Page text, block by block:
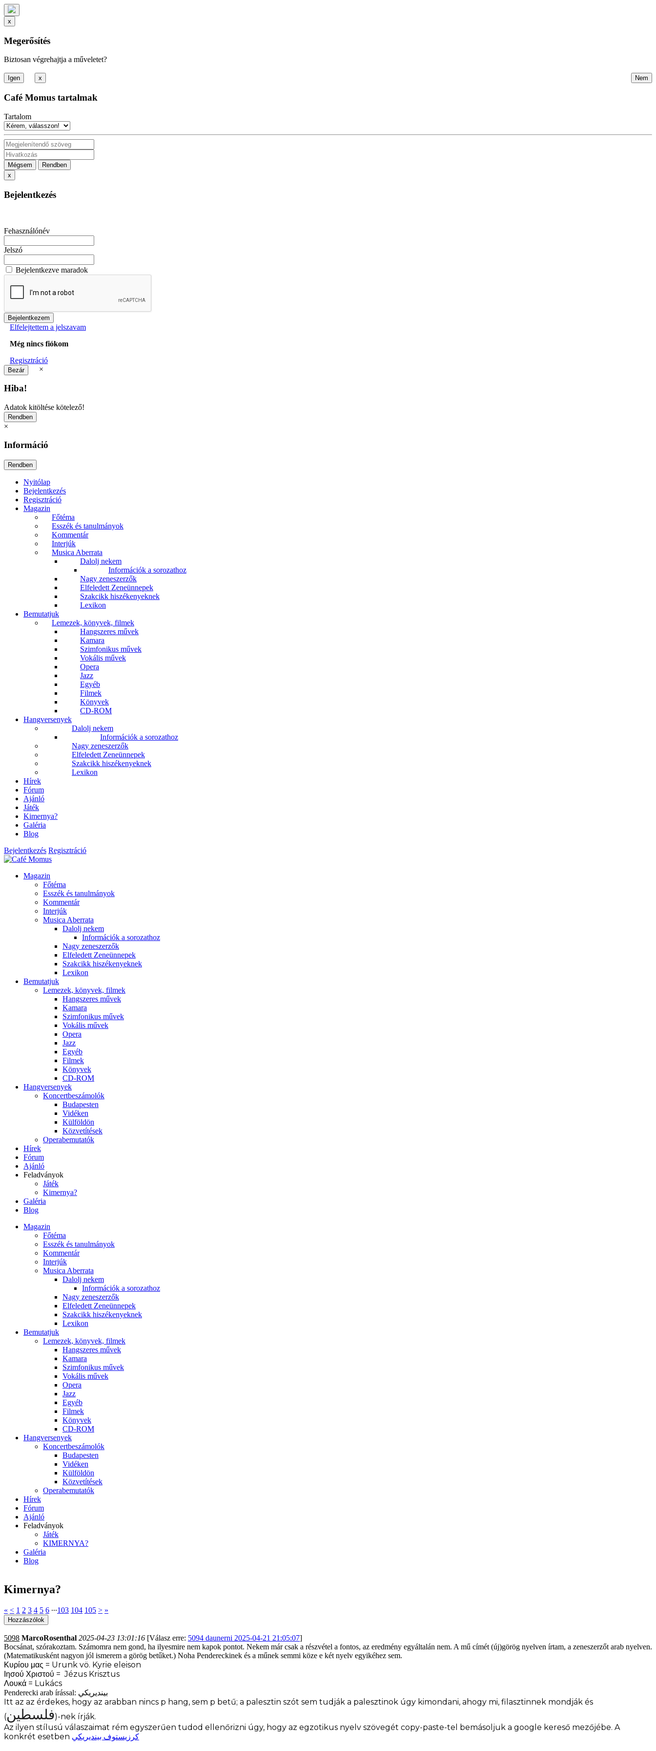
x
Megerősítés
Biztosan végrehajtja a műveletet?
x
Café Momus tartalmak
Tartalom
Mégsem
Rendben
x
Bejelentkezés
Fehasználónév
Jelszó
Bejelentkezve maradok
Elfelejtettem a jelszavam
Még nincs fiókom
Regisztráció
×
Hiba!
Adatok kitöltése kötelező!
×
Információ
Nyitólap
Bejelentkezés
Regisztráció
Magazin
Főtéma
Esszék és tanulmányok
Kommentár
Interjúk
Musica Aberrata
Dalolj nekem
Információk a sorozathoz
Nagy zeneszerzők
Elfeledett Zeneünnepek
Szakcikk hiszékenyeknek
Lexikon
Bemutatjuk
Lemezek, könyvek, filmek
Hangszeres művek
Kamara
Szimfonikus művek
Vokális művek
Opera
Jazz
Egyéb
Filmek
Könyvek
CD-ROM
Hangversenyek
Dalolj nekem
Információk a sorozathoz
Nagy zeneszerzők
Elfeledett Zeneünnepek
Szakcikk hiszékenyeknek
Lexikon
Hírek
Fórum
Ajánló
Játék
Kimernya?
Galéria
Blog
Bejelentkezés Regisztráció
Magazin
Főtéma
Esszék és tanulmányok
Kommentár
Interjúk
Musica Aberrata
Dalolj nekem
Információk a sorozathoz
Nagy zeneszerzők
Elfeledett Zeneünnepek
Szakcikk hiszékenyeknek
Lexikon
Bemutatjuk
Lemezek, könyvek, filmek
Hangszeres művek
Kamara
Szimfonikus művek
Vokális művek
Opera
Jazz
Egyéb
Filmek
Könyvek
CD-ROM
Hangversenyek
Koncertbeszámolók
Budapesten
Vidéken
Külföldön
Közvetítések
Operabemutatók
Hírek
Fórum
Ajánló
Feladványok
Játék
Kimernya?
Galéria
Blog
Magazin
Főtéma
Esszék és tanulmányok
Kommentár
Interjúk
Musica Aberrata
Dalolj nekem
Információk a sorozathoz
Nagy zeneszerzők
Elfeledett Zeneünnepek
Szakcikk hiszékenyeknek
Lexikon
Bemutatjuk
Lemezek, könyvek, filmek
Hangszeres művek
Kamara
Szimfonikus művek
Vokális művek
Opera
Jazz
Egyéb
Filmek
Könyvek
CD-ROM
Hangversenyek
Koncertbeszámolók
Budapesten
Vidéken
Külföldön
Közvetítések
Operabemutatók
Hírek
Fórum
Ajánló
Feladványok
Játék
KIMERNYA?
Galéria
Blog
Kimernya?
« < 1 2 3 4 5 6 ∙∙∙103 104 105 > »
5098 MarcoRosenthal 2025-04-23 13:01:16 [Válasz erre: 5094 daunerni 2025-04-21 21:05:07]
Bocsánat, szórakoztam. Számomra nem gond, ha ilyesmire nem kapok pontot. Nekem már csak a részvétel a fontos, az eredmény egyáltalán nem. A mű címét (új)görög nyelven írtam, a zeneszerzőt arab nyelven.
(Matematikusként nagyon jól ismerem a görög betűket.) Noha Pendereckinek és a műnek semmi köze e két nyelv egyikéhez sem.
Κυρίου μας = Urunk vö. Kyrie eleison
Ιησού Χριστού = Jézus Krisztus
Λουκά = Lukács
Penderecki arab írással: بينديريكي
Itt az az érdekes, hogy az arabban nincs p hang, sem p betű; a palesztin szót sem tudják a palesztinok úgy kimondani, ahogy mi, filasztinnek mondják és
(فلسطين)-nek írják.
Az ilyen stílusú válaszaimat rém egyszerűen tudod ellenőrizni úgy, hogy az egzotikus nyelv szövegét copy-paste-tel bemásoljuk a google kereső mezőjébe. A
konkrét esetben كرزيستوف بينديريكي